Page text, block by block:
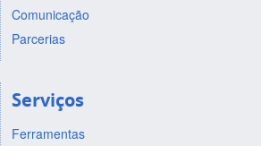
Comunicação
Parcerias
Serviços
Ferramentas